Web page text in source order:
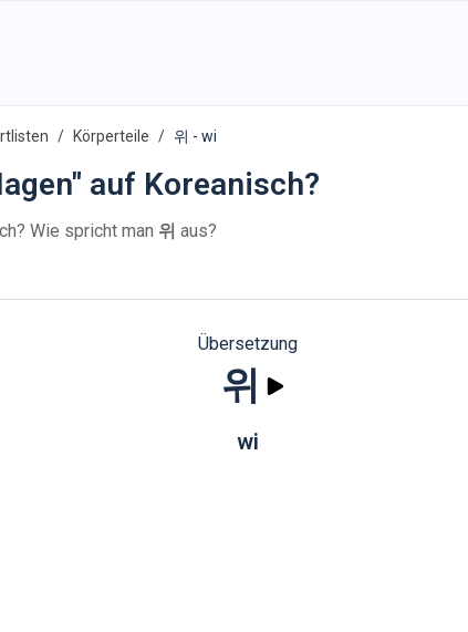
Körperteile 위 - wi
auf Koreanisch?
Wie spricht man 위 aus?
Übersetzung
위
wi